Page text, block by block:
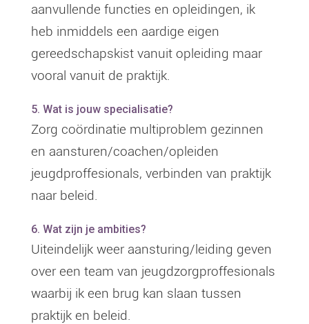
aanvullende functies en opleidingen, ik
heb inmiddels een aardige eigen
gereedschapskist vanuit opleiding maar
vooral vanuit de praktijk.
5. Wat is jouw specialisatie?
Zorg coördinatie multiproblem gezinnen
en aansturen/coachen/opleiden
jeugdproffesionals, verbinden van praktijk
naar beleid.
6. Wat zijn je ambities?
Uiteindelijk weer aansturing/leiding geven
over een team van jeugdzorgproffesionals
waarbij ik een brug kan slaan tussen
praktijk en beleid.